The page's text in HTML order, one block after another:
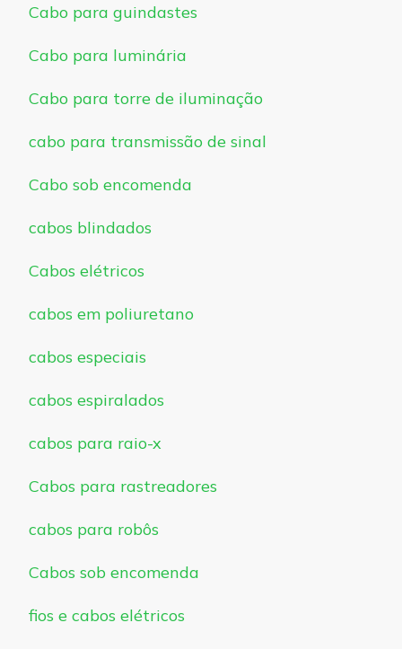
Cabo para guindastes
Cabo para luminária
Cabo para torre de iluminação
cabo para transmissão de sinal
Cabo sob encomenda
cabos blindados
Cabos elétricos
cabos em poliuretano
cabos especiais
cabos espiralados
cabos para raio-x
Cabos para rastreadores
cabos para robôs
Cabos sob encomenda
fios e cabos elétricos